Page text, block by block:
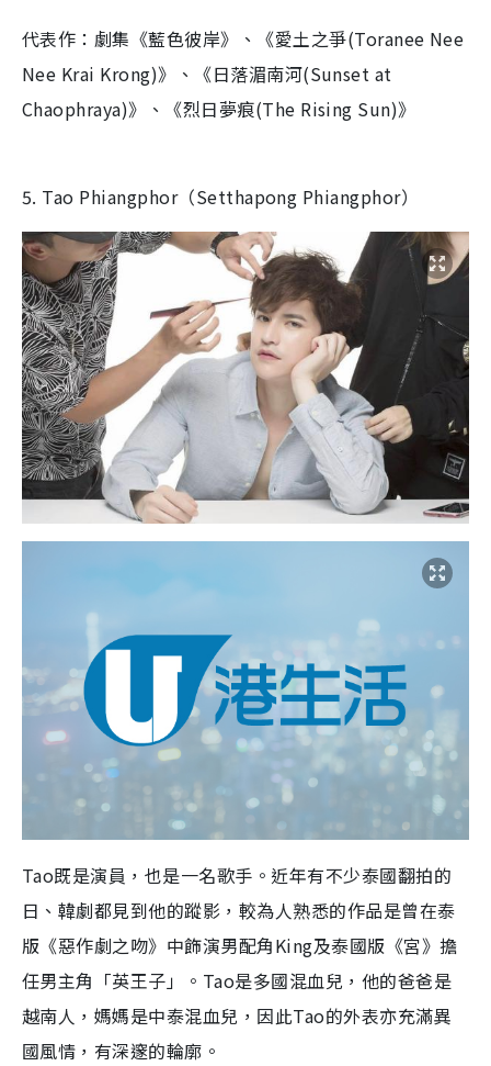
代表作：劇集《藍色彼岸》、《愛土之爭(Toranee Nee
Nee Krai Krong)》、《日落湄南河(Sunset at
Chaophraya)》、《烈日夢痕(The Rising Sun)》
5. Tao Phiangphor（Setthapong Phiangphor）
Tao既是演員，也是一名歌手。近年有不少泰國翻拍的
日、韓劇都見到他的蹤影，較為人熟悉的作品是曾在泰
版《惡作劇之吻》中飾演男配角King及泰國版《宮》擔
任男主角「英王子」。Tao是多國混血兒，他的爸爸是
越南人，媽媽是中泰混血兒，因此Tao的外表亦充滿異
國風情，有深邃的輪廓。